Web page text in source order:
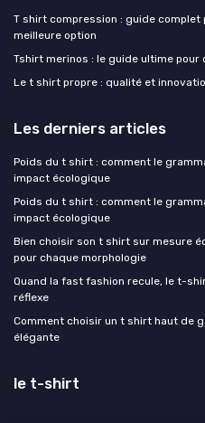
T shirt compression : guide
meilleure option
Tshirt merinos : le guide ultime pour
Le t shirt propre : qualité et
Les derniers articles
Poids du t shirt : comment le
impact écologique
Poids du t shirt : comment le
impact écologique
Bien choisir son t shirt sur mesure
pour chaque morphologie
Quand la fast fashion recule, le t-
réflexe
Comment choisir un t shirt haut de
élégante
le t-shirt